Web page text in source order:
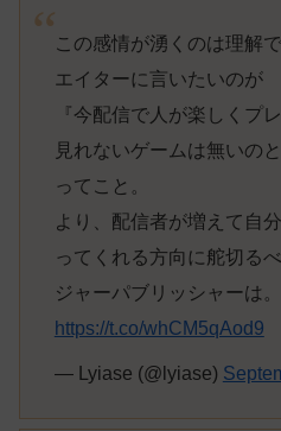
この感情が湧くのは理解
エイターに言いたいのが
『今配信で人が楽しくプ
見れないゲームは無いのと
ってこと。
より、配信者が増えて自
ってくれる方向に舵切る
ジャーパブリッシャーは。
https://t.co/whCM5qAod9
— Lyiase (@lyiase)